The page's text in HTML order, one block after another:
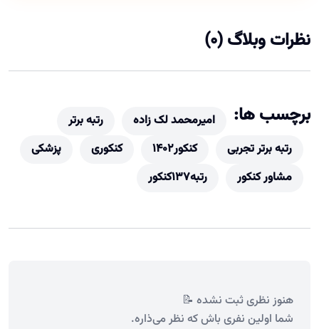
نظرات وبلاگ (0)
برچسب ها: امیرمحمد لک زاده
رتبه برتر
رتبه برتر تجربی
کنکور1402 کنکوری
پزشکی
مشاور کنکور
رتبه137کنکور
هنوز نظری ثبت نشده 📝
شما اولین نفری باش که نظر می‌ذاره.